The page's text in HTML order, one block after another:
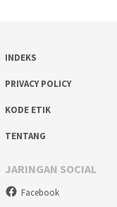
INDEKS
PRIVACY POLICY
KODE ETIK
TENTANG
JARINGAN SOCIAL
Facebook